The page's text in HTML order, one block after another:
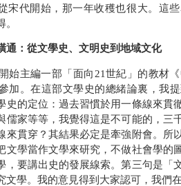
宋代開始，那一年收穫也很大。這
通：從文學史、文明史到地域文化
始主編一部「面向21世紀」的教材
加。在這部文學史的總緒論裏，我
史的定位：過去習慣於用一條線來貫
儒家等等，我覺得這是不可能的，三
來貫穿？其結果必定是牽強附會。所
文學當作文學來研究，不做社會學的
，要講出史的發展線索。第三句是「
文學。我的意見得到大家認可，我們